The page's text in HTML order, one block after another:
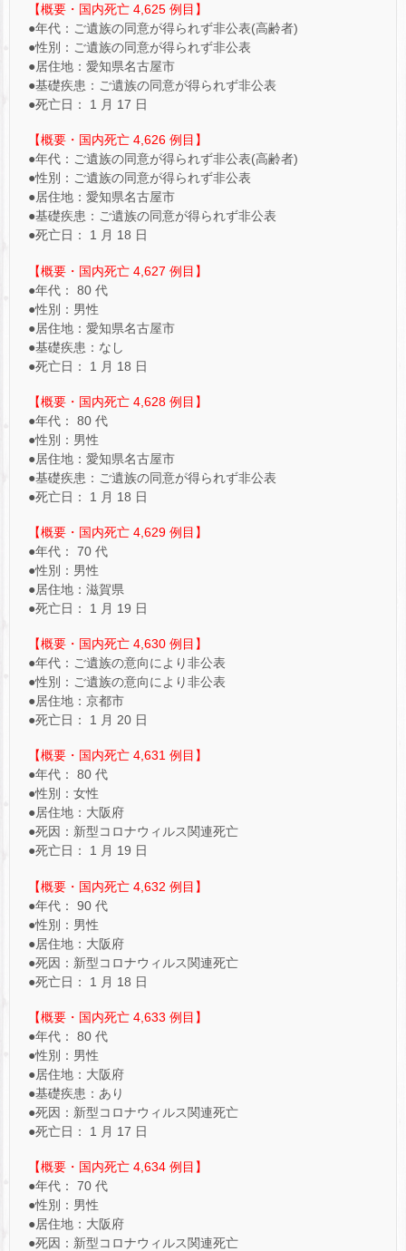
【概要・国内死亡 4,625 例目】
●年代：ご遺族の同意が得られず非公表(高齢者)
●性別：ご遺族の同意が得られず非公表
●居住地：愛知県名古屋市
●基礎疾患：ご遺族の同意が得られず非公表
●死亡日： 1 月 17 日
【概要・国内死亡 4,626 例目】
●年代：ご遺族の同意が得られず非公表(高齢者)
●性別：ご遺族の同意が得られず非公表
●居住地：愛知県名古屋市
●基礎疾患：ご遺族の同意が得られず非公表
●死亡日： 1 月 18 日
【概要・国内死亡 4,627 例目】
●年代： 80 代
●性別：男性
●居住地：愛知県名古屋市
●基礎疾患：なし
●死亡日： 1 月 18 日
【概要・国内死亡 4,628 例目】
●年代： 80 代
●性別：男性
●居住地：愛知県名古屋市
●基礎疾患：ご遺族の同意が得られず非公表
●死亡日： 1 月 18 日
【概要・国内死亡 4,629 例目】
●年代： 70 代
●性別：男性
●居住地：滋賀県
●死亡日： 1 月 19 日
【概要・国内死亡 4,630 例目】
●年代：ご遺族の意向により非公表
●性別：ご遺族の意向により非公表
●居住地：京都市
●死亡日： 1 月 20 日
【概要・国内死亡 4,631 例目】
●年代： 80 代
●性別：女性
●居住地：大阪府
●死因：新型コロナウィルス関連死亡
●死亡日： 1 月 19 日
【概要・国内死亡 4,632 例目】
●年代： 90 代
●性別：男性
●居住地：大阪府
●死因：新型コロナウィルス関連死亡
●死亡日： 1 月 18 日
【概要・国内死亡 4,633 例目】
●年代： 80 代
●性別：男性
●居住地：大阪府
●基礎疾患：あり
●死因：新型コロナウィルス関連死亡
●死亡日： 1 月 17 日
【概要・国内死亡 4,634 例目】
●年代： 70 代
●性別：男性
●居住地：大阪府
●死因：新型コロナウィルス関連死亡